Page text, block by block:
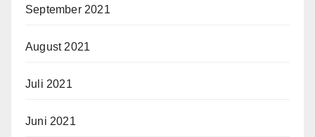
September 2021
August 2021
Juli 2021
Juni 2021